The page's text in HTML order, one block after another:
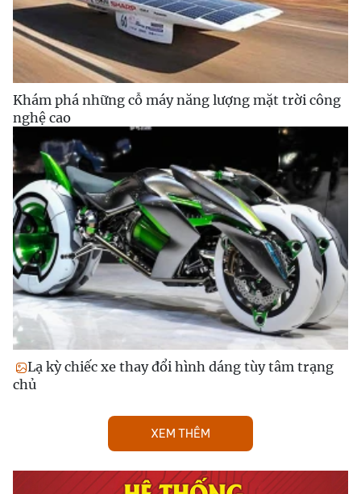
Khám phá những cỗ máy năng lượng mặt trời công
nghệ cao
Lạ kỳ chiếc xe thay đổi hình dáng tùy tâm trạng
chủ
XEM THÊM